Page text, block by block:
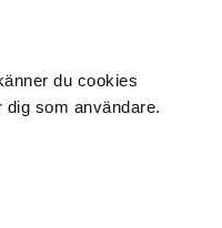
du cookies
som användare.